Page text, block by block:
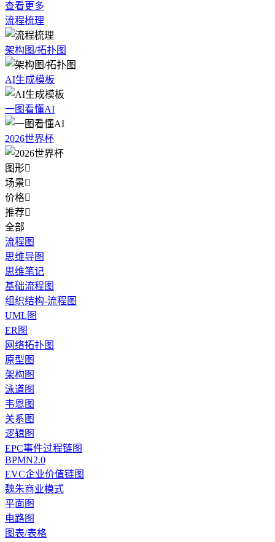
查看更多
流程梳理
架构图/拓扑图
AI生成模板
一图看懂AI
2026世界杯
图形
场景
价格
推荐
全部
流程图
思维导图
思维笔记
基础流程图
组织结构-流程图
UML图
ER图
网络拓扑图
原型图
架构图
泳道图
韦恩图
关系图
逻辑图
EPC事件过程链图
BPMN2.0
EVC企业价值链图
魏朱商业模式
平面图
电路图
图表/表格